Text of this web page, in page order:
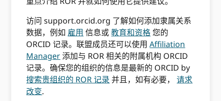
访问 support.orcid.org 了解如何添加隶属关系
数据，例如 雇用 信息或教育和资格您的
ORCID 记录。联盟成员还可以使用Affiliation
Manager添加与 ROR 相关的附属机构 ORCID
记录。确保您的组织的信息是最新的 ORCID by
搜索贵组织的 ROR 记录 并且，如有必要，请求
改变.